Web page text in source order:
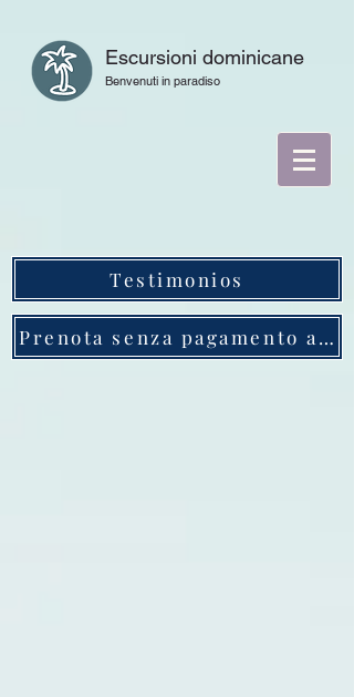
Escursioni dominicane
Benvenuti in paradiso
Testimonios
Prenota senza pagamento anticipato